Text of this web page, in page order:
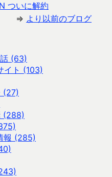
ついに解約
⇒ より以前のブログ
(63)
イト (103)
(27)
(288)
報 (285)